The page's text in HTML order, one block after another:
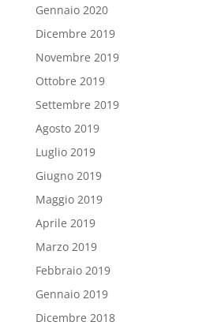
Gennaio 2020
Dicembre 2019
Novembre 2019
Ottobre 2019
Settembre 2019
Agosto 2019
Luglio 2019
Giugno 2019
Maggio 2019
Aprile 2019
Marzo 2019
Febbraio 2019
Gennaio 2019
Dicembre 2018